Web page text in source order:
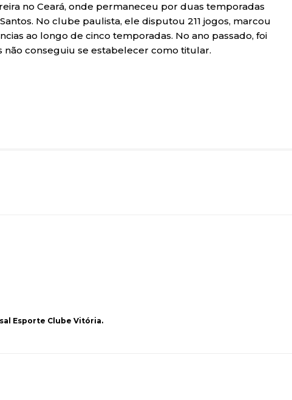
no Ceará, onde permaneceu por duas temporadas
No clube paulista, ele disputou 211 jogos, marcou
ao longo de cinco temporadas. No ano passado, foi
conseguiu se estabelecer como titular.
Esporte Clube Vitória.